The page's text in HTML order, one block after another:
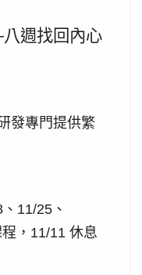
週找回內心
發專門提供繁
、 11/25 、
， 11/11 休息